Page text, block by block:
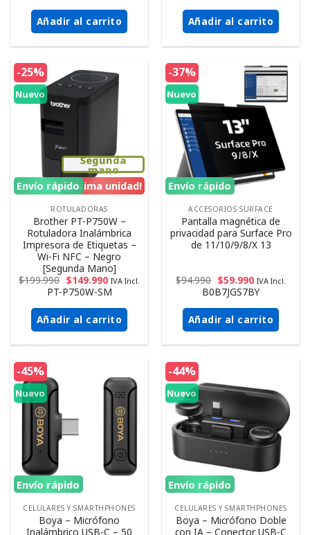
Añadir al carrito Añadir al carrito
-25%
Nuevo
¡Ultima unidad!
Segunda
mano
Envío rápido
ROTULADORAS
Brother PT-P750W –
Rotuladora Inalámbrica
Impresora de Etiquetas –
Wi-Fi NFC – Negro
[Segunda Mano]
$199.990 $149.990 IVA Incl.
PT-P750W-SM
Añadir al carrito
-37%
Nuevo
Envío rápido
ACCESORIOS SURFACE
Pantalla magnética de
privacidad para Surface Pro
de 11/10/9/8/X 13
$94.990 $59.990 IVA Incl.
B0B7JGS7BY
Añadir al carrito
-45%
Nuevo
Envío rápido
CELULARES Y SMARTHPHONES
Boya – Micrófono
Inalámbrico USB-C – 50
-44%
Nuevo
Envío rápido
CELULARES Y SMARTHPHONES
Boya – Micrófono Doble
con IA – Conector USB-C